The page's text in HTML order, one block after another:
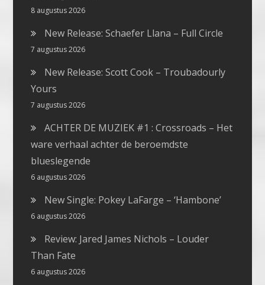
8 augustus 2026
New Release: Schaefer Llana – Full Circle
7 augustus 2026
New Release: Scott Cook – Troubadourly
Yours
7 augustus 2026
ACHTER DE MUZIEK #1 : Crossroads – Het
ware verhaal achter de beroemdste
blueslegende
6 augustus 2026
New Single: Pokey LaFarge – ‘Hambone’
6 augustus 2026
Review: Jared James Nichols – Louder
Than Fate
6 augustus 2026